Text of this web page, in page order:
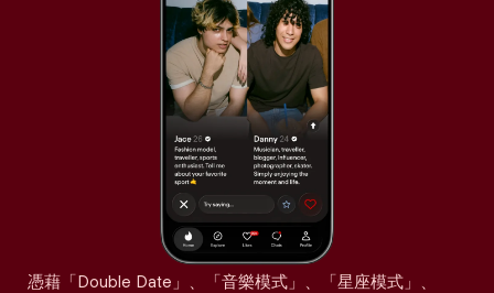
憑藉「Double Date」、「音樂模式」、「星座模式」、